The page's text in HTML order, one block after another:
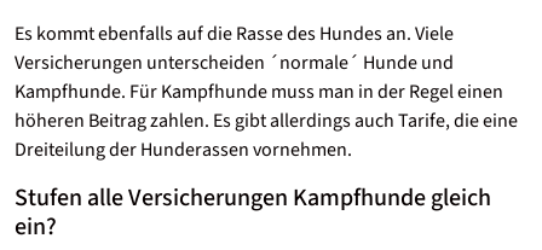
Es kommt ebenfalls auf die Rasse des Hundes an. Viele
Versicherungen unterscheiden ´normale´ Hunde und
Kampfhunde. Für Kampfhunde muss man in der Regel einen
höheren Beitrag zahlen. Es gibt allerdings auch Tarife, die eine
Dreiteilung der Hunderassen vornehmen.
Stufen alle Versicherungen Kampfhunde gleich
ein?